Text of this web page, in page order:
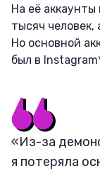
На её
тысяч человек,
Но основной
был в
«Из-за
я потеряла